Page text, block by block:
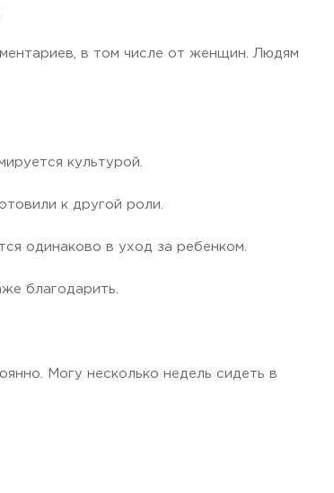
в том числе от женщин. Людям
культурой.
к другой роли.
одинаково в уход за ребенком.
благодарить.
Могу несколько недель сидеть в